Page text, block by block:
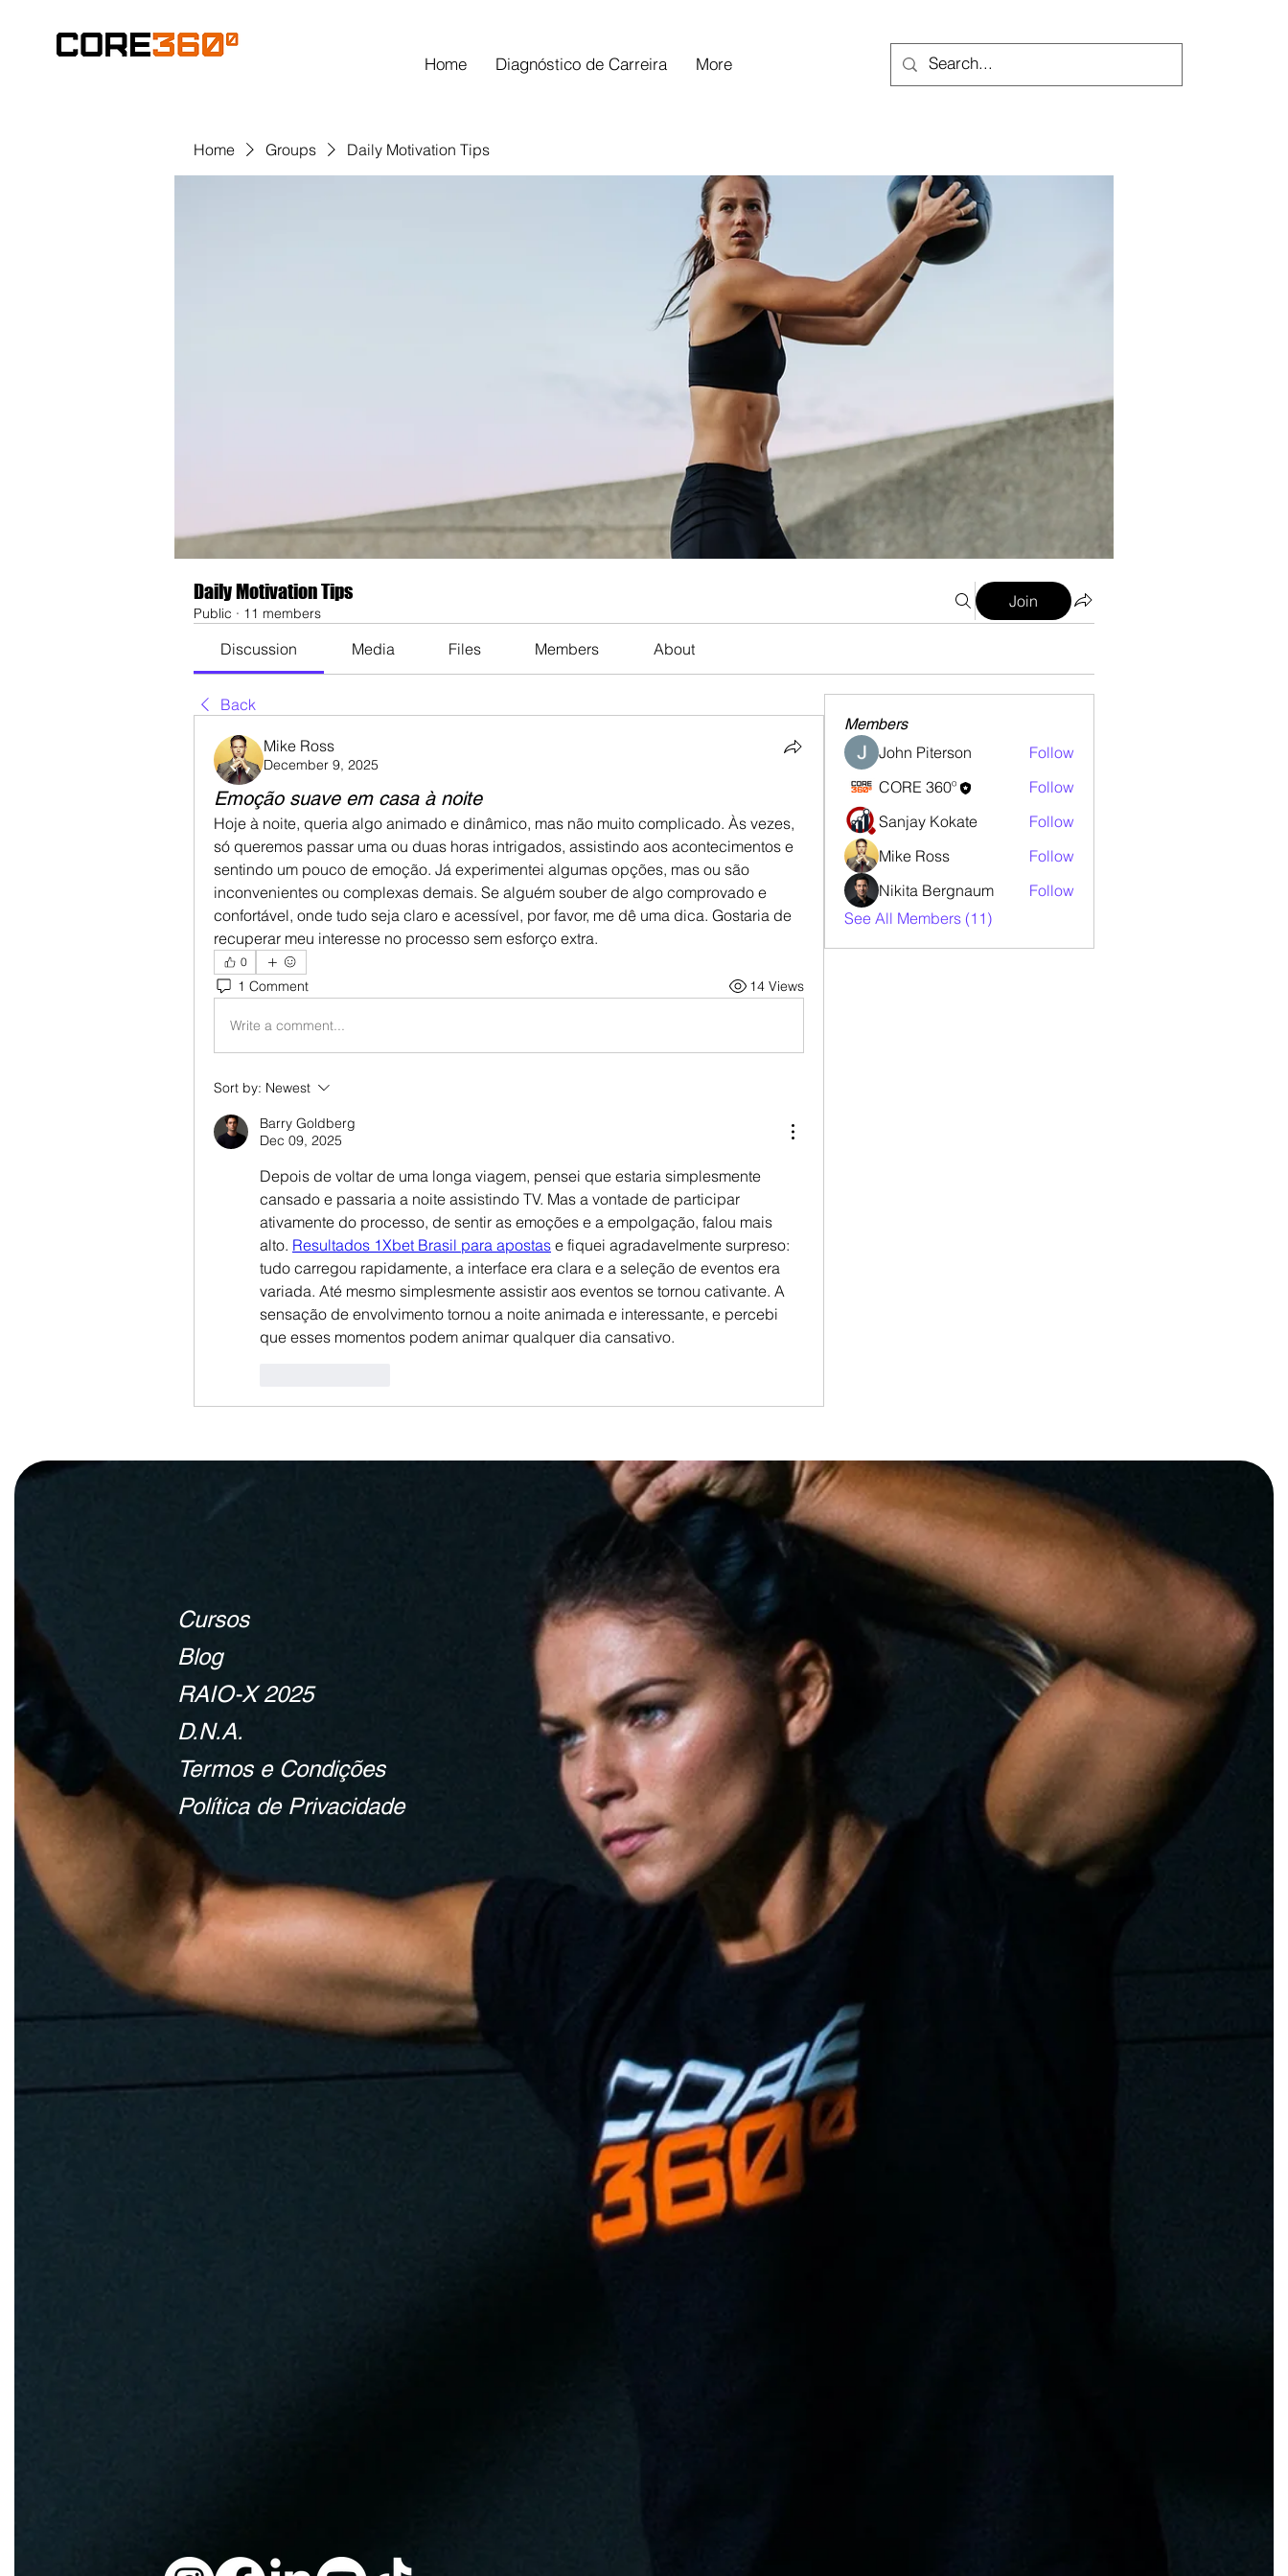
Home Diagnóstico de Carreira More
Home Groups Daily Motivation Tips
Daily Motivation Tips
Public · 11 members
Join
Discussion Media Files Members About
Back
Mike Ross
December 9, 2025
Emoção suave em casa à noite
Hoje à noite, queria algo animado e dinâmico, mas não muito complicado. Às vezes,
só queremos passar uma ou duas horas intrigados, assistindo aos acontecimentos e
sentindo um pouco de emoção. Já experimentei algumas opções, mas ou são
inconvenientes ou complexas demais. Se alguém souber de algo comprovado e
confortável, onde tudo seja claro e acessível, por favor, me dê uma dica. Gostaria de
recuperar meu interesse no processo sem esforço extra.
0
1 Comment 14 Views
Write a comment...
Sort by: Newest
Barry Goldberg
Dec 09, 2025
Depois de voltar de uma longa viagem, pensei que estaria simplesmente
cansado e passaria a noite assistindo TV. Mas a vontade de participar
ativamente do processo, de sentir as emoções e a empolgação, falou mais
alto. Resultados 1Xbet Brasil para apostas e fiquei agradavelmente surpreso:
tudo carregou rapidamente, a interface era clara e a seleção de eventos era
variada. Até mesmo simplesmente assistir aos eventos se tornou cativante. A
sensação de envolvimento tornou a noite animada e interessante, e percebi
que esses momentos podem animar qualquer dia cansativo.
Members
John Piterson
Follow
CORE 360º
Follow
Sanjay Kokate
Follow
Mike Ross
Follow
Nikita Bergnaum
Follow
See All Members (11)
Cursos
Blog
RAIO-X 2025
D.N.A.
Termos e Condições
Política de Privacidade